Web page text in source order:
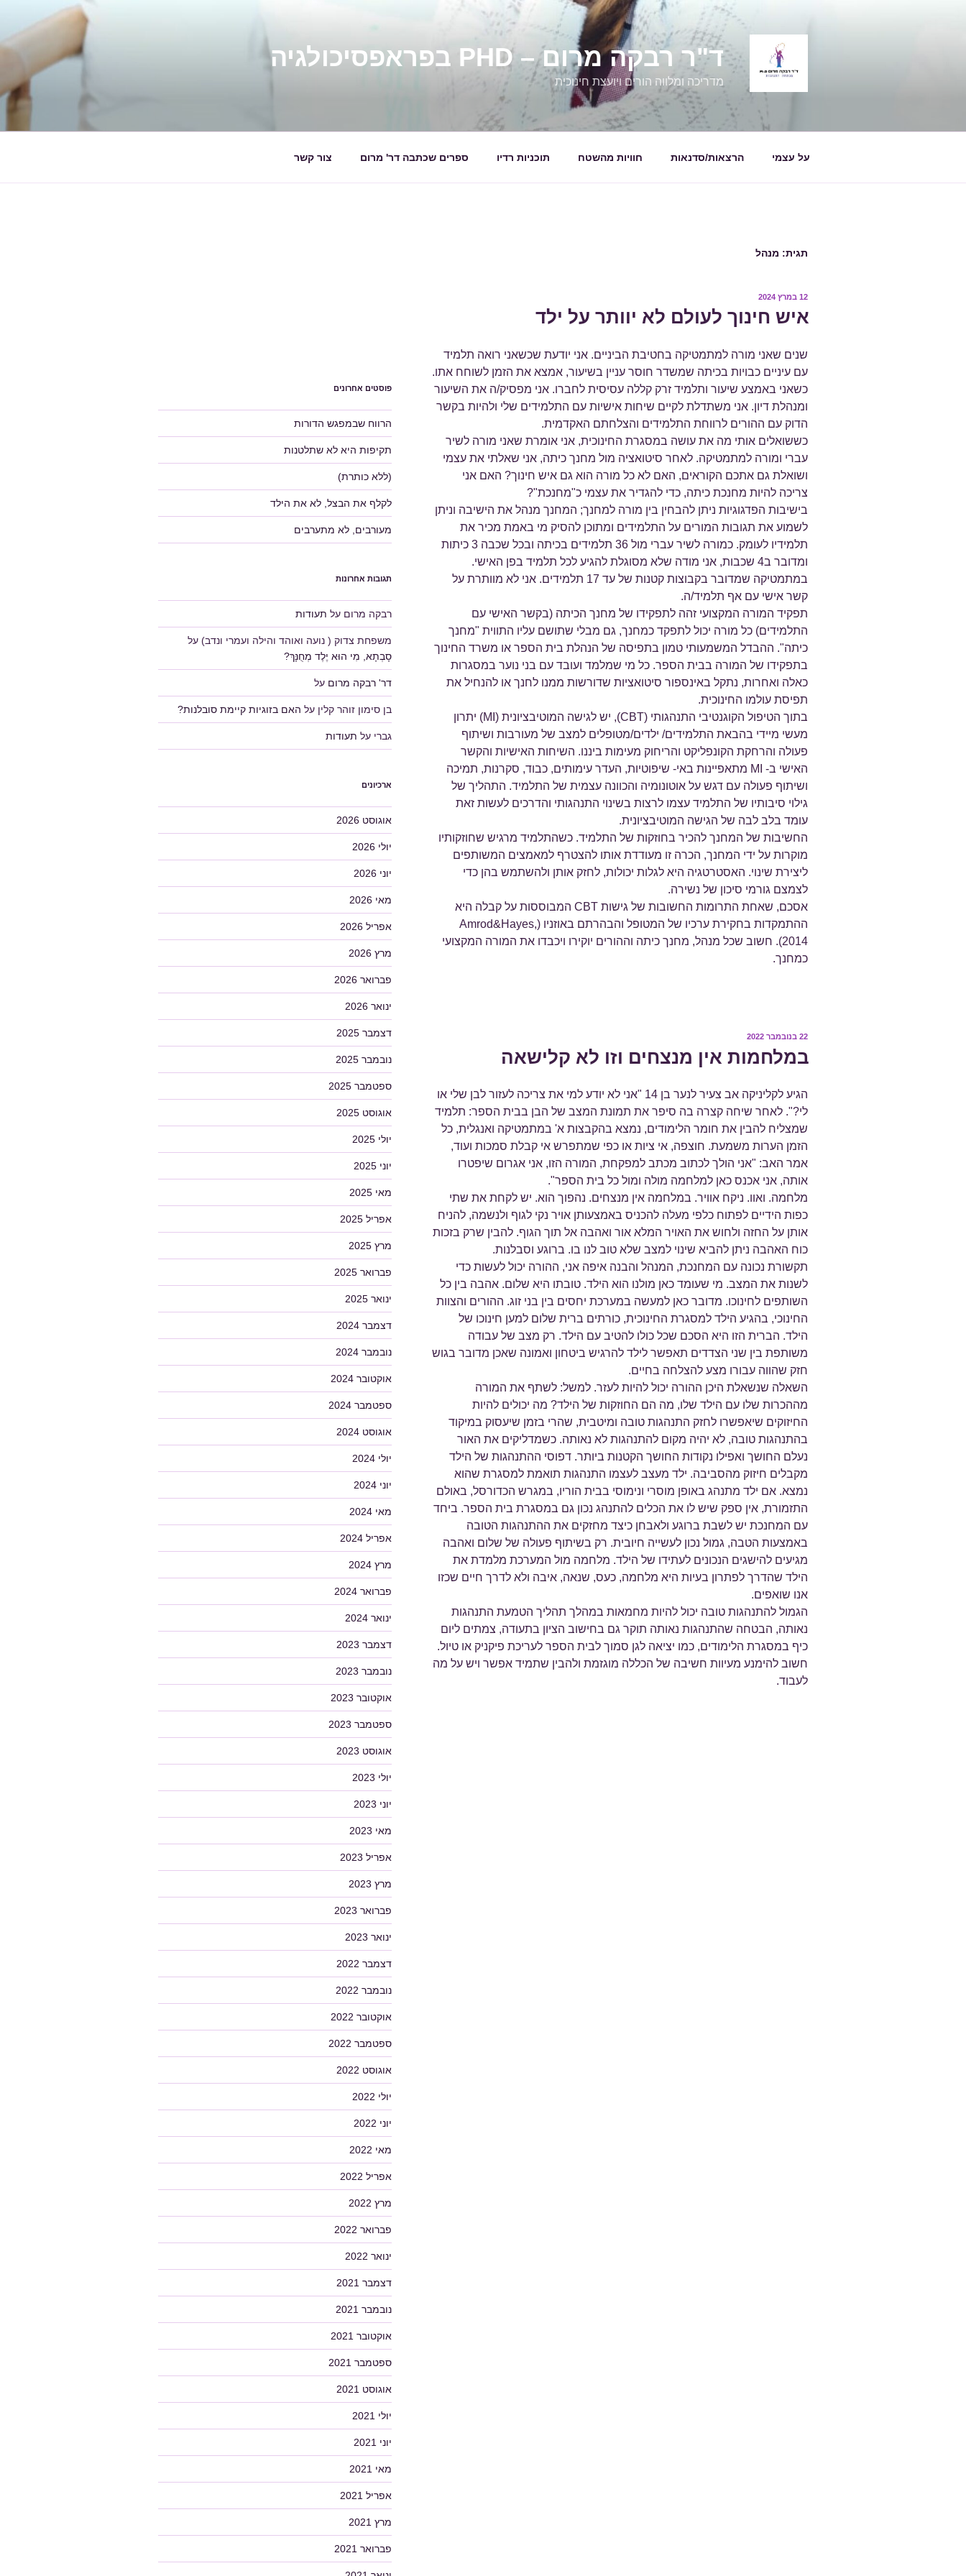
ד"ר רבקה מרום – PHD בפראפסיכולגיה
מדריכה ומלווה הורים ויועצת חינוכית
על עצמי הרצאות/סדנאות חוויות מהשטח תוכניות רדיו ספרים שכתבה דר' מרום צור קשר
תגית: מנהל
פורסם
12 במרץ 2024
איש חינוך לעולם לא יוותר על ילד
שנים שאני מורה למתמטיקה בחטיבת הביניים. אני יודעת שכשאני רואה תלמיד
עם עיניים כבויות בכיתה שמשדר חוסר עניין בשיעור, אמצא את הזמן לשוחח אתו.
כשאני באמצע שיעור ותלמיד זרק קללה עסיסית לחברו. אני מפסיק/ה את השיעור
ומנהלת דיון. אני משתדלת לקיים שיחות אישיות עם התלמידים שלי ולהיות בקשר
הדוק עם ההורים לרווחת התלמידים והצלחתם האקדמית.
כששואלים אותי מה את עושה במסגרת החינוכית, אני אומרת שאני מורה לשיר
עברי ומורה למתמטיקה. לאחר סיטואציה מול מחנך כיתה, אני שאלתי את עצמי
ושואלת גם אתכם הקוראים, האם לא כל מורה הוא גם איש חינוך? האם אני
צריכה להיות מחנכת כיתה, כדי להגדיר את עצמי כ"מחנכת"?
בישיבות הפדגוגיות ניתן להבחין בין מורה למחנך; המחנך מנהל את הישיבה וניתן
לשמוע את תגובות המורים על התלמידים ומתוכן להסיק מי באמת מכיר את
תלמידיו לעומק. כמורה לשיר עברי מול 36 תלמידים בכיתה ובכל שכבה 3 כיתות
ומדובר ב4 שכבות, אני מודה שלא מסוגלת להגיע לכל תלמיד בפן האישי.
במתמטיקה שמדובר בקבוצות קטנות של עד 17 תלמידים. אני לא מוותרת על
קשר אישי עם אף תלמיד/ה.
תפקיד המורה המקצועי זהה לתפקידו של מחנך הכיתה (בקשר האישי עם
התלמידים) כל מורה יכול לתפקד כמחנך, גם מבלי שתושם עליו התווית "מחנך
כיתה". ההבדל המשמעותי טמון בתפיסה של הנהלת בית הספר או משרד החינוך
בתפקידו של המורה בבית הספר. כל מי שמלמד ועובד עם בני נוער במסגרות
כאלה ואחרות, נתקל באינספור סיטואציות שדורשות ממנו לחנך או להנחיל את
תפיסת עולמו החינוכית.
בתוך הטיפול הקוגנטיבי התנהגותי (CBT), יש לגישה המוטיבציונית (MI) יתרון
מעשי מיידי בהבאת התלמידים/ ילדים/מטופלים למצב של מעורבות ושיתוף
פעולה והרחקת הקונפליקט והריחוק מעימות ביננו. השיחות האישיות והקשר
האישי ב- MI מתאפיינות באי- שיפוטיות, העדר עימותים, כבוד, סקרנות, תמיכה
ושיתוף פעולה עם דגש על אוטונומיה והכוונה עצמית של התלמיד. התהליך של
גילוי סיבותיו של התלמיד עצמו לרצות בשינוי התנהגותי והדרכים לעשות זאת
עומד בלב לבה של הגישה המוטיבציונית.
החשיבות של המחנך להכיר בחוזקות של התלמיד. כשהתלמיד מרגיש שחוזקותיו
מוקרות על ידי המחנך, הכרה זו מעודדת אותו להצטרף למאמצים המשותפים
ליצירת שינוי. האסטרטגיה היא לגלות יכולות, לחזק אותן ולהשתמש בהן כדי
לצמצם גורמי סיכון של נשירה.
אסכם, שאחת התרומות החשובות של גישות CBT המבוססות על קבלה היא
ההתמקדות בחקירת ערכיו של המטופל והבהרתם באוזניו (Amrod&Hayes,
2014). חשוב שכל מנהל, מחנך כיתה וההורים יוקירו ויכבדו את המורה המקצועי
כמחנך.
פורסם
22 בנובמבר 2022
במלחמות אין מנצחים וזו לא קלישאה
הגיע לקליניקה אב צעיר לנער בן 14 "אני לא יודע למי את צריכה לעזור לבן שלי או
לי?". לאחר שיחה קצרה בה סיפר את תמונת המצב של הבן בבית הספר: תלמיד
שמצליח להבין את חומר הלימודים, נמצא בהקבצות א' במתמטיקה ואנגלית, כל
הזמן הערות משמעת. חוצפה, אי ציות או כפי שמתפרש אי קבלת סמכות ועוד,
אמר האב: "אני הולך לכתוב מכתב למפקחת, המורה הזו, אני אגרום שיפטרו
אותה, אני אכנס כאן למלחמה מולה ומול כל בית הספר".
מלחמה. ואוו. ניקח אוויר. במלחמה אין מנצחים. נהפוך הוא. יש לקחת את שתי
כפות הידיים לפתוח כלפי מעלה להכניס באמצעותן אויר נקי לגוף ולנשמה, להניח
אותן על החזה ולחוש את האויר המלא אור ואהבה אל תוך הגוף. להבין שרק בזכות
כוח האהבה ניתן להביא שינוי למצב שלא טוב לנו בו. ברוגע וסבלנות.
תקשורת נכונה עם המחנכת, המנהל והבנה איפה אני, ההורה יכול לעשות כדי
לשנות את המצב. מי שעומד כאן מולנו הוא הילד. טובתו היא שלום. אהבה בין כל
השותפים לחינוכו. מדובר כאן למעשה במערכת יחסים בין בני זוג. ההורים והצוות
החינוכי, בהגיע הילד למסגרת החינוכית, כורתים ברית שלום למען חינוכו של
הילד. הברית הזו היא הסכם שכל כולו להטיב עם הילד. רק מצב של עבודה
משותפת בין שני הצדדים תאפשר לילד להרגיש ביטחון ואמונה שאכן מדובר בגוש
חזק שהווה עבורו מצע להצלחה בחיים.
השאלה שנשאלת היכן ההורה יכול להיות לעזר. למשל: לשתף את המורה
מההכרות שלו עם הילד שלו, מה הם החוזקות של הילד? מה יכולים להיות
החיזוקים שיאפשרו לחזק התנהגות טובה ומיטבית, שהרי בזמן שיעסוק במיקוד
בהתנהגות טובה, לא יהיה מקום להתנהגות לא נאותה. כשמדליקים את האור
נעלם החושך ואפילו נקודות החושך הקטנות ביותר. דפוסי ההתנהגות של הילד
מקבלים חיזוק מהסביבה. ילד מעצב לעצמו התנהגות תואמת למסגרת שהוא
נמצא. אם ילד מתנהג באופן מוסרי ונימוסי בבית הוריו, במגרש הכדורסל, באולם
התזמורת, אין ספק שיש לו את הכלים להתנהג נכון גם במסגרת בית הספר. ביחד
עם המחנכת יש לשבת ברוגע ולאבחן כיצד מחזקים את ההתנהגות הטובה
באמצעות הטבה, גמול נכון לעשייה חיובית. רק בשיתוף פעולה של שלום ואהבה
מגיעים להישגים הנכונים לעתידו של הילד. מלחמה מול המערכת מלמדת את
הילד שהדרך לפתרון בעיות היא מלחמה, כעס, שנאה, איבה ולא לדרך חיים שכזו
אנו שואפים.
הגמול להתנהגות טובה יכול להיות מחמאות במהלך תהליך הטמעת התנהגות
נאותה, הבטחה שהתנהגות נאותה תוקר גם בחישוב הציון בתעודה, צמתים ליום
כיף במסגרת הלימודים, כמו יציאה לגן סמוך לבית הספר לעריכת פיקניק או טיול.
חשוב להימנע מעיוות חשיבה של הכללה מוגזמת ולהבין שתמיד אפשר ויש על מה
לעבוד.
פוסטים אחרונים
הרווח שבמפגש הדורות
תקיפות היא לא שתלטנות
(ללא כותרת)
לקלף את הבצל, לא את הילד
מעורבים, לא מתערבים
תגובות אחרונות
רבקה מרום על תעודות
משפחת צדוק ( נועה ואוהד והילה ועמרי ונדב)על
סָבְתָא, מִי הוּא יֶלֶד מְחֻנָּךְ?
דר' רבקה מרום על
בן סימון זוהר קלין על האם בזוגיות קיימת סובלנות?
גברי על תעודות
ארכיונים
אוגוסט 2026
יולי 2026
יוני 2026
מאי 2026
אפריל 2026
מרץ 2026
פברואר 2026
ינואר 2026
דצמבר 2025
נובמבר 2025
ספטמבר 2025
אוגוסט 2025
יולי 2025
יוני 2025
מאי 2025
אפריל 2025
מרץ 2025
פברואר 2025
ינואר 2025
דצמבר 2024
נובמבר 2024
אוקטובר 2024
ספטמבר 2024
אוגוסט 2024
יולי 2024
יוני 2024
מאי 2024
אפריל 2024
מרץ 2024
פברואר 2024
ינואר 2024
דצמבר 2023
נובמבר 2023
אוקטובר 2023
ספטמבר 2023
אוגוסט 2023
יולי 2023
יוני 2023
מאי 2023
אפריל 2023
מרץ 2023
פברואר 2023
ינואר 2023
דצמבר 2022
נובמבר 2022
אוקטובר 2022
ספטמבר 2022
אוגוסט 2022
יולי 2022
יוני 2022
מאי 2022
אפריל 2022
מרץ 2022
פברואר 2022
ינואר 2022
דצמבר 2021
נובמבר 2021
אוקטובר 2021
ספטמבר 2021
אוגוסט 2021
יולי 2021
יוני 2021
מאי 2021
אפריל 2021
מרץ 2021
פברואר 2021